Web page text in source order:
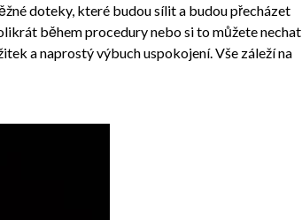
doteky, které budou sílit a budou přecházet
během procedury nebo si to můžete nechat
a naprostý výbuch uspokojení. Vše záleží na